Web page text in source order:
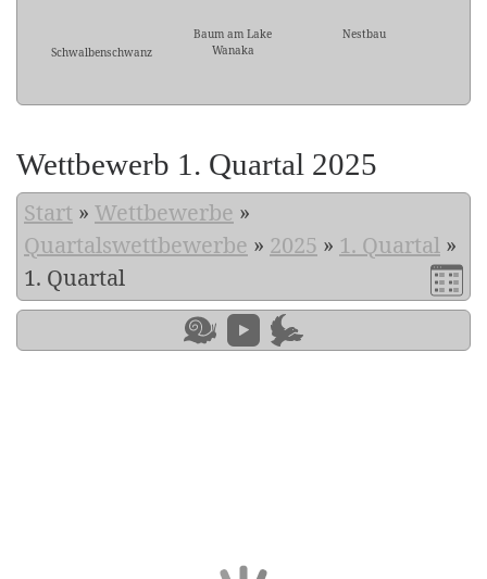
Schwalbenschwanz
Baum am Lake
Wanaka
Nestbau
Wettbewerb 1. Quartal 2025
Start » Wettbewerbe »
Quartalswettbewerbe » 2025 » 1. Quartal »
1. Quartal